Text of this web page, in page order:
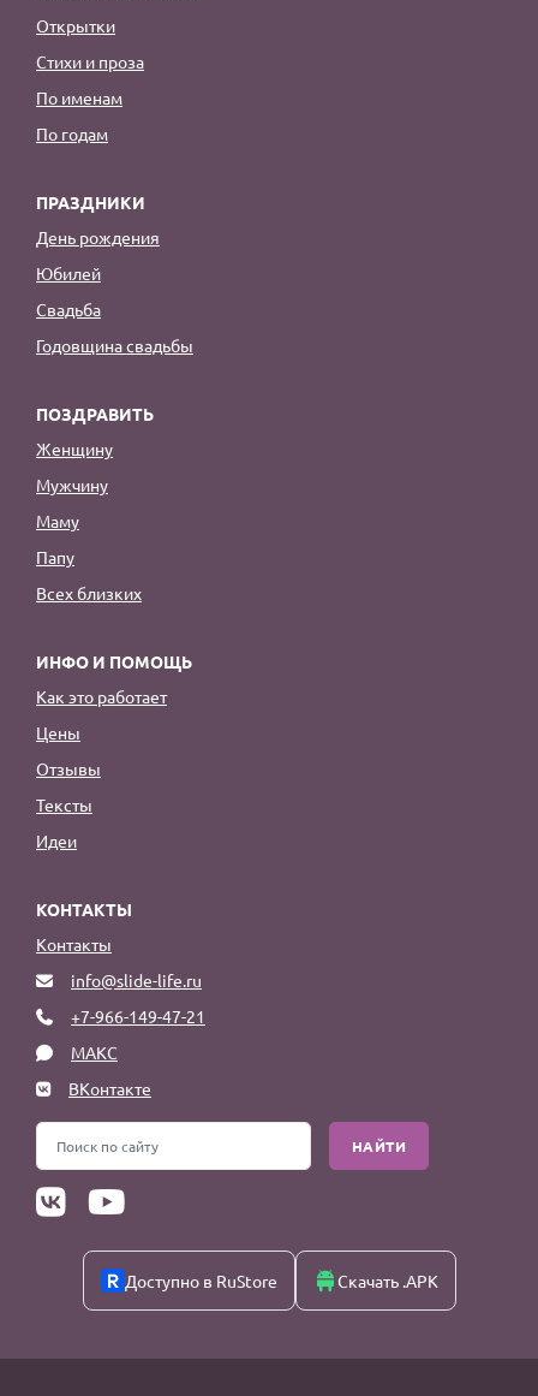
Открытки
Стихи и проза
По именам
По годам
ПРАЗДНИКИ
День рождения
Юбилей
Свадьба
Годовщина свадьбы
ПОЗДРАВИТЬ
Женщину
Мужчину
Маму
Папу
Всех близких
ИНФО И ПОМОЩЬ
Как это работает
Цены
Отзывы
Тексты
Идеи
КОНТАКТЫ
Контакты
info@slide-life.ru
+7-966-149-47-21
МАКС
ВКонтакте
НАЙТИ
Доступно в RuStore Скачать .APK